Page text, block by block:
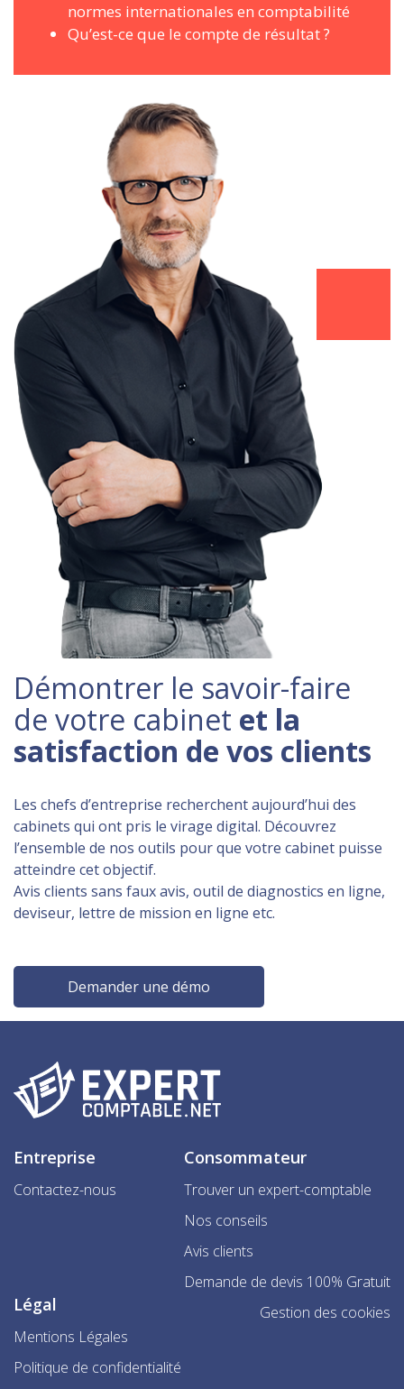
normes internationales en comptabilité
Qu’est-ce que le compte de résultat ?
Démontrer le savoir-faire
de votre cabinet et la
satisfaction de vos clients
Les chefs d’entreprise recherchent aujourd’hui des
cabinets qui ont pris le virage digital. Découvrez
l’ensemble de nos outils pour que votre cabinet puisse
atteindre cet objectif.
Avis clients sans faux avis, outil de diagnostics en ligne,
deviseur, lettre de mission en ligne etc.
Demander une démo
Entreprise
Contactez-nous
Consommateur
Trouver un expert-comptable
Nos conseils
Avis clients
Demande de devis 100% Gratuit
Légal
Mentions Légales
Politique de confidentialité
Gestion des cookies